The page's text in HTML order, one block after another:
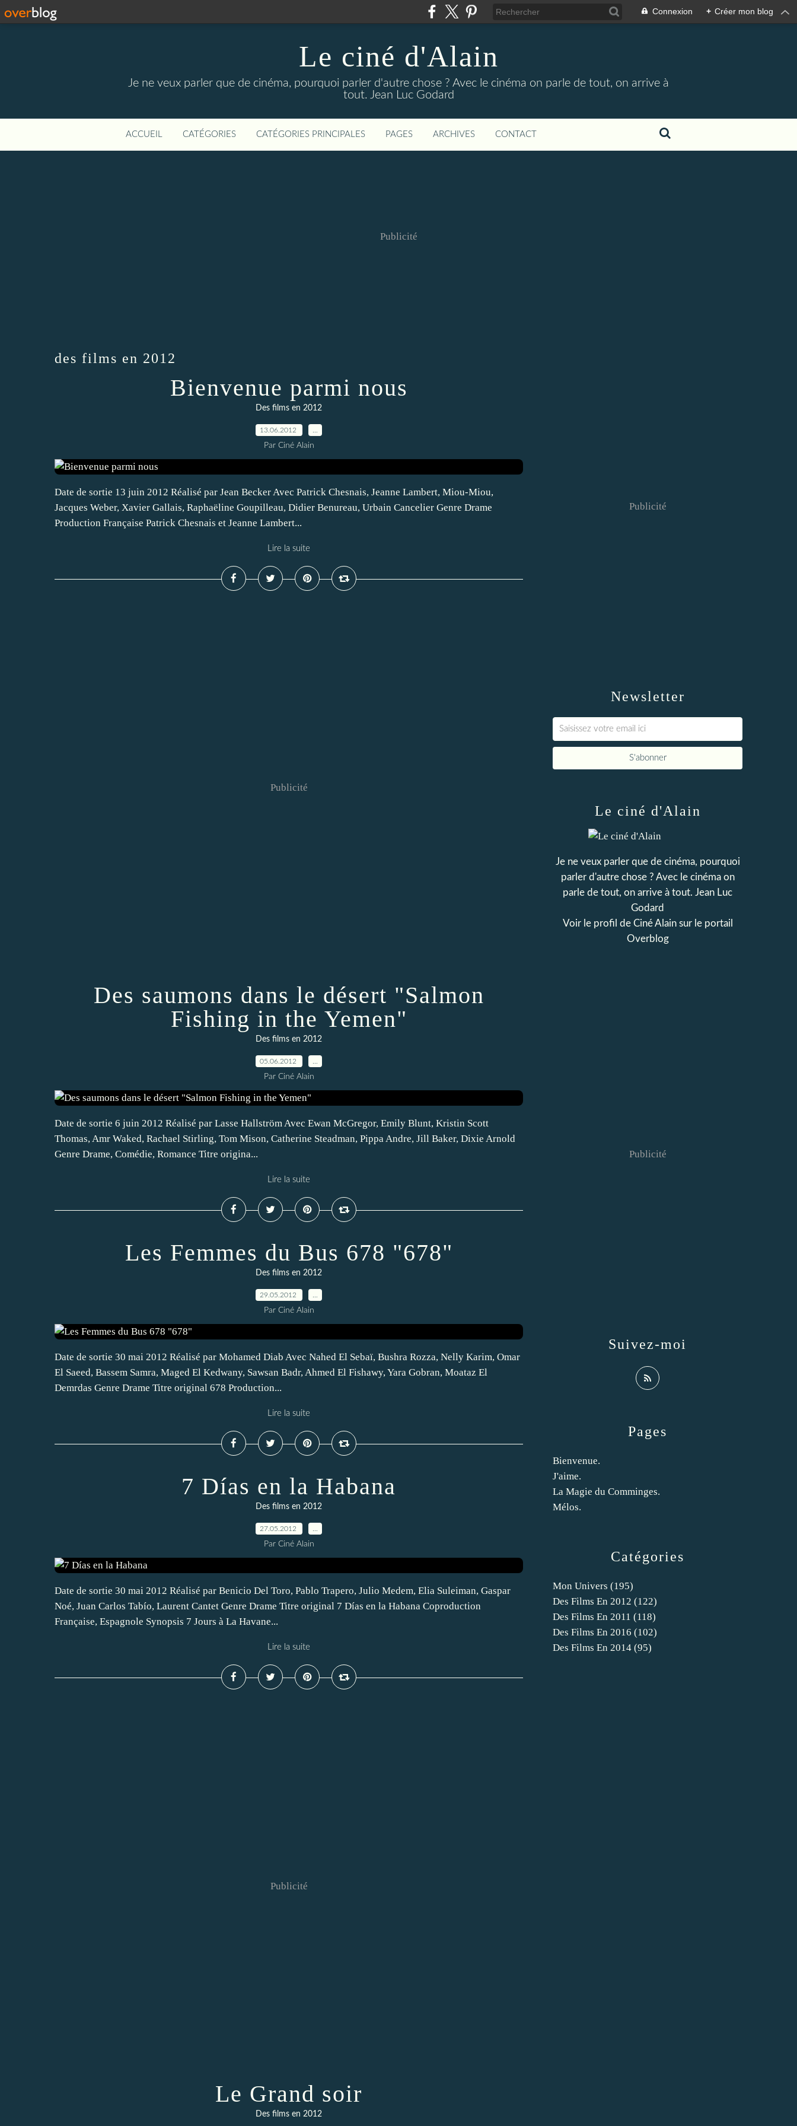
Connexion + Créer mon blog
Le ciné d'Alain
Je ne veux parler que de cinéma, pourquoi parler d'autre chose ? Avec le cinéma on parle de tout, on arrive à
tout. Jean Luc Godard
ACCUEIL CATÉGORIES CATÉGORIES PRINCIPALES PAGES ARCHIVES CONTACT
Publicité
des films en 2012
Bienvenue parmi nous
Des films en 2012
13.06.2012
Par Ciné Alain
Date de sortie 13 juin 2012 Réalisé par Jean Becker Avec Patrick Chesnais, Jeanne Lambert, Miou-Miou,
Jacques Weber, Xavier Gallais, Raphaëline Goupilleau, Didier Benureau, Urbain Cancelier Genre Drame
Production Française Patrick Chesnais et Jeanne Lambert...
Lire la suite
Publicité
Des saumons dans le désert "Salmon
Fishing in the Yemen"
Des films en 2012
05.06.2012
Par Ciné Alain
Date de sortie 6 juin 2012 Réalisé par Lasse Hallström Avec Ewan McGregor, Emily Blunt, Kristin Scott
Thomas, Amr Waked, Rachael Stirling, Tom Mison, Catherine Steadman, Pippa Andre, Jill Baker, Dixie Arnold
Genre Drame, Comédie, Romance Titre origina...
Lire la suite
Les Femmes du Bus 678 "678"
Des films en 2012
29.05.2012
Par Ciné Alain
Date de sortie 30 mai 2012 Réalisé par Mohamed Diab Avec Nahed El Sebaï, Bushra Rozza, Nelly Karim, Omar
El Saeed, Bassem Samra, Maged El Kedwany, Sawsan Badr, Ahmed El Fishawy, Yara Gobran, Moataz El
Demrdas Genre Drame Titre original 678 Production...
Lire la suite
7 Días en la Habana
Des films en 2012
27.05.2012
Par Ciné Alain
Date de sortie 30 mai 2012 Réalisé par Benicio Del Toro, Pablo Trapero, Julio Medem, Elia Suleiman, Gaspar
Noé, Juan Carlos Tabío, Laurent Cantet Genre Drame Titre original 7 Días en la Habana Coproduction
Française, Espagnole Synopsis 7 Jours à La Havane...
Lire la suite
Publicité
Le Grand soir
Des films en 2012
Newsletter
Publicité
Catégories
Mon Univers (195)
Des Films En 2012 (122)
Des Films En 2011 (118)
Des Films En 2016 (102)
Des Films En 2014 (95)
Pages
Bienvenue.
J'aime.
La Magie du Comminges.
Mélos.
Le ciné d'Alain
Je ne veux parler que de cinéma, pourquoi
parler d'autre chose ? Avec le cinéma on
parle de tout, on arrive à tout. Jean Luc
Godard
Voir le profil de Ciné Alainsur le portail
Overblog
Suivez-moi
Publicité